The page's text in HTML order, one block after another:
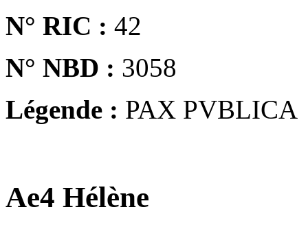
N° RIC : 42
N° NBD : 3058
Légende : PAX PVBLICA
Ae4 Hélène